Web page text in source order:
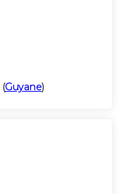
(Guyane)